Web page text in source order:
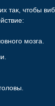
так, чтобы
мозга.